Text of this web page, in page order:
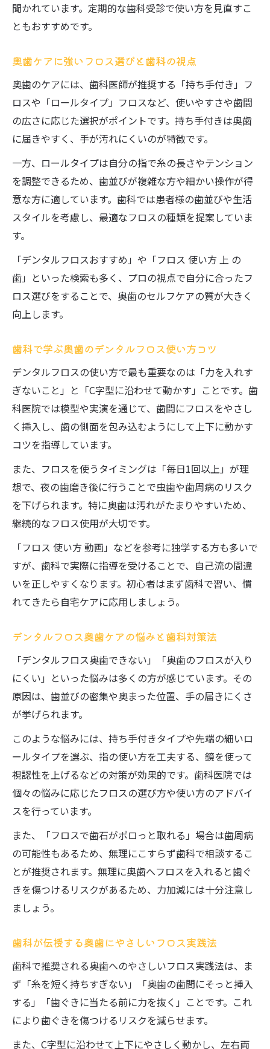
聞かれています。定期的な歯科受診で使い方を見直すこ
ともおすすめです。
奥歯ケアに強いフロス選びと歯科の視点
奥歯のケアには、歯科医師が推奨する「持ち手付き」フ
ロスや「ロールタイプ」フロスなど、使いやすさや歯間
の広さに応じた選択がポイントです。持ち手付きは奥歯
に届きやすく、手が汚れにくいのが特徴です。
一方、ロールタイプは自分の指で糸の長さやテンション
を調整できるため、歯並びが複雑な方や細かい操作が得
意な方に適しています。歯科では患者様の歯並びや生活
スタイルを考慮し、最適なフロスの種類を提案していま
す。
「デンタルフロスおすすめ」や「フロス 使い方 上 の
歯」といった検索も多く、プロの視点で自分に合ったフ
ロス選びをすることで、奥歯のセルフケアの質が大きく
向上します。
歯科で学ぶ奥歯のデンタルフロス使い方コツ
デンタルフロスの使い方で最も重要なのは「力を入れす
ぎないこと」と「C字型に沿わせて動かす」ことです。歯
科医院では模型や実演を通じて、歯間にフロスをやさし
く挿入し、歯の側面を包み込むようにして上下に動かす
コツを指導しています。
また、フロスを使うタイミングは「毎日1回以上」が理
想で、夜の歯磨き後に行うことで虫歯や歯周病のリスク
を下げられます。特に奥歯は汚れがたまりやすいため、
継続的なフロス使用が大切です。
「フロス 使い方 動画」などを参考に独学する方も多いで
すが、歯科で実際に指導を受けることで、自己流の間違
いを正しやすくなります。初心者はまず歯科で習い、慣
れてきたら自宅ケアに応用しましょう。
デンタルフロス奥歯ケアの悩みと歯科対策法
「デンタルフロス奥歯できない」「奥歯のフロスが入り
にくい」といった悩みは多くの方が感じています。その
原因は、歯並びの密集や奥まった位置、手の届きにくさ
が挙げられます。
このような悩みには、持ち手付きタイプや先端の細いロ
ールタイプを選ぶ、指の使い方を工夫する、鏡を使って
視認性を上げるなどの対策が効果的です。歯科医院では
個々の悩みに応じたフロスの選び方や使い方のアドバイ
スを行っています。
また、「フロスで歯石がポロっと取れる」場合は歯周病
の可能性もあるため、無理にこすらず歯科で相談するこ
とが推奨されます。無理に奥歯へフロスを入れると歯ぐ
きを傷つけるリスクがあるため、力加減には十分注意し
ましょう。
歯科が伝授する奥歯にやさしいフロス実践法
歯科で推奨される奥歯へのやさしいフロス実践法は、ま
ず「糸を短く持ちすぎない」「奥歯の歯間にそっと挿入
する」「歯ぐきに当たる前に力を抜く」ことです。これ
により歯ぐきを傷つけるリスクを減らせます。
また、C字型に沿わせて上下にやさしく動かし、左右両